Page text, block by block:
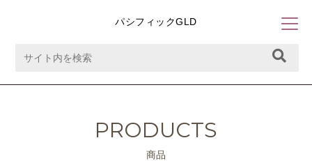
パシフィックGLD
PRODUCTS
商品